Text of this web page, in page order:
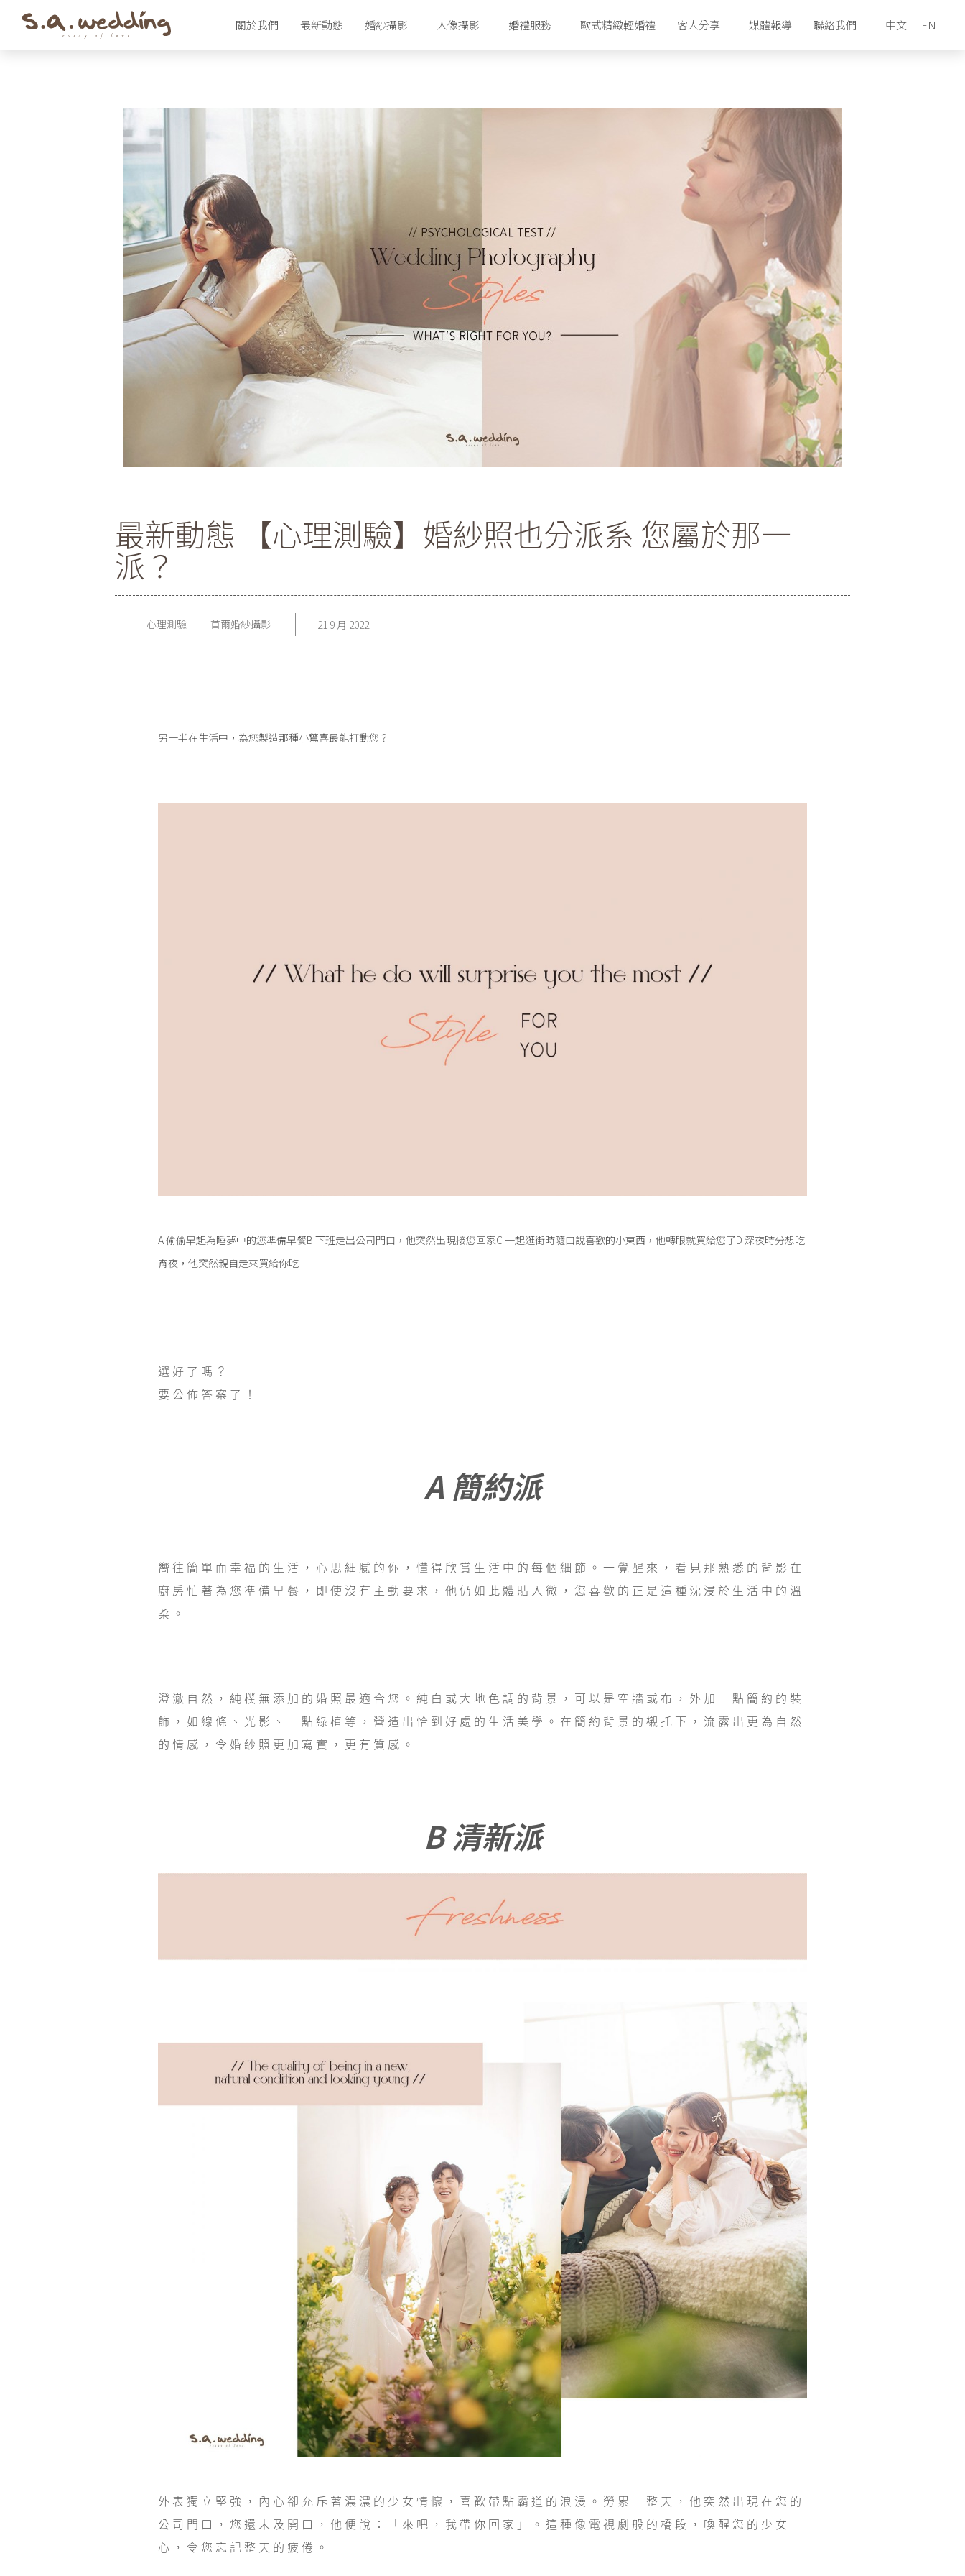
關於我們 最新動態 婚紗攝影
香港婚紗攝影套餐
首爾攝影工作室
首爾婚紗禮服配套
濟州婚紗攝影套餐
濟州化妝美容室
人像攝影 婚禮服務 歐式精緻輕婚禮 客人分享 媒體報導 聯絡我們 中文 EN
最新動態 【心理測驗】婚紗照也分派系 您屬於那一
派？
心理測驗 首爾婚紗攝影 21 9 月 2022
另一半在生活中，為您製造那種小驚喜最能打動您？
A 偷偷早起為睡夢中的您準備早餐B 下班走出公司門口，他突然出現接您回家C 一起逛街時隨口說喜歡的小東西，他轉眼就買給您了D 深夜時分想吃
宵夜，他突然親自走來買給你吃
選好了嗎？
要公佈答案了！
A 簡約派
嚮往簡單而幸福的生活，心思細膩的你，懂得欣賞生活中的每個細節。一覺醒來，看見那熟悉的背影在
廚房忙著為您準備早餐，即使沒有主動要求，他仍如此體貼入微，您喜歡的正是這種沈浸於生活中的溫
柔。
澄澈自然，純樸無添加的婚照最適合您。純白或大地色調的背景，可以是空牆或布，外加一點簡約的裝
飾，如線條、光影、一點綠植等，營造出恰到好處的生活美學。在簡約背景的襯托下，流露出更為自然
的情感，令婚紗照更加寫實，更有質感。
B 清新派
外表獨立堅強，內心卻充斥著濃濃的少女情懷，喜歡帶點霸道的浪漫。勞累一整天，他突然出現在您的
公司門口，您還未及開口，他便說：「來吧，我帶你回家」。這種像電視劇般的橋段，喚醒您的少女
心，令您忘記整天的疲倦。